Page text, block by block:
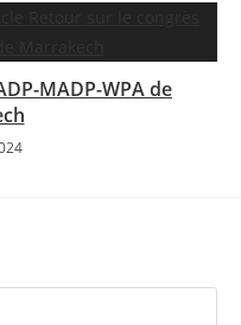
MADP-WPA de